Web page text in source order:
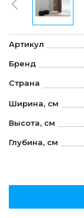
Артикул
Бренд
Страна
Ширина, см
Высота, см
Глубина, см